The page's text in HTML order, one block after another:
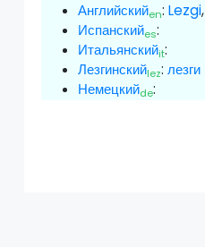
Английскийen:Lezgi,
Испанскийes:
Итальянскийit:
Лезгинскийlez:лезги
Немецкийde: